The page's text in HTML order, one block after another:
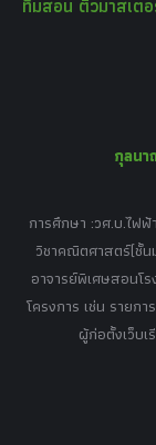
opensopensopens
ทีมสอน ติวมาสเต
กุลน
การศึกษา :วศ.บ.ไฟ
วิชาคณิตศาสตร์(ชั้น
อาจารย์พิเศษสอนโ
โครงการ เช่น รายก
ผู้ก่อตั้งเว็บ